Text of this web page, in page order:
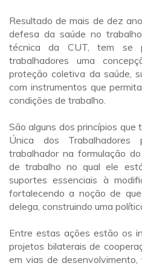
Resultado de mais de dez
defesa da saúde no
técnica da CUT, tem se
trabalhadores uma
proteção coletiva da saúde,
com instrumentos que
condições de trabalho.
São alguns dos princípios
Única dos
trabalhador na formulação
de trabalho no qual ele
suportes essenciais à
fortalecendo a noção de
delega, construindo uma
Entre estas ações estão os
projetos bilaterais de
em vias de